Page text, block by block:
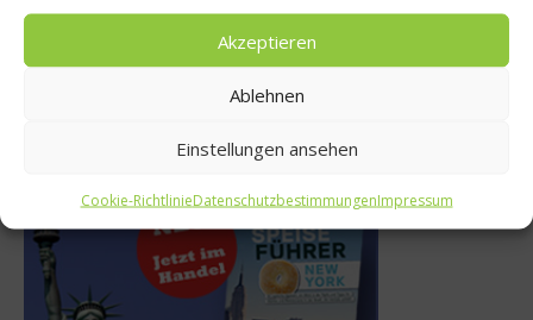
Akzeptieren
Ablehnen
Einstellungen ansehen
Cookie-RichtlinieDatenschutzbestimmungenImpressum
Kohlenhydrate – mal
12. Dezember 2020
Fatburner: Natürliche
Lebensmittel als Abnehmhelfer